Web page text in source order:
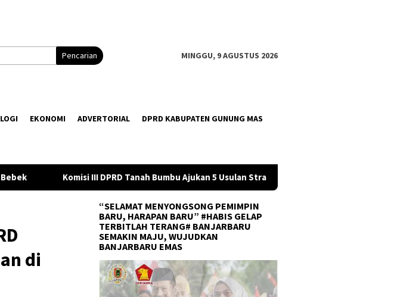
Pencarian MINGGU, 9 AGUSTUS 2026
EKONOMI ADVERTORIAL DPRD KABUPATEN GUNUNG MAS
Tanah Bumbu Ajukan 5 Usulan Strategis ke BPJN Tingkatkan Kompetensi Karyawan,
di
“SELAMAT MENYONGSONG PEMIMPIN
BARU, HARAPAN BARU” #HABIS GELAP
TERBITLAH TERANG# BANJARBARU
SEMAKIN MAJU, WUJUDKAN
BANJARBARU EMAS